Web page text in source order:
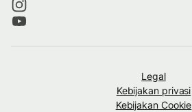
Legal
Kebijakan privasi
Kebijakan Cookie